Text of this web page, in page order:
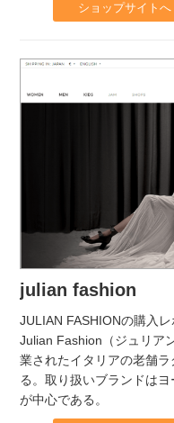
ショップサイトへ
julian fashion
JULIAN FASHIONの購入
Julian Fashion（ジュリア
業されたイタリアの老舗
る。取り扱いブランドは
が中心である。